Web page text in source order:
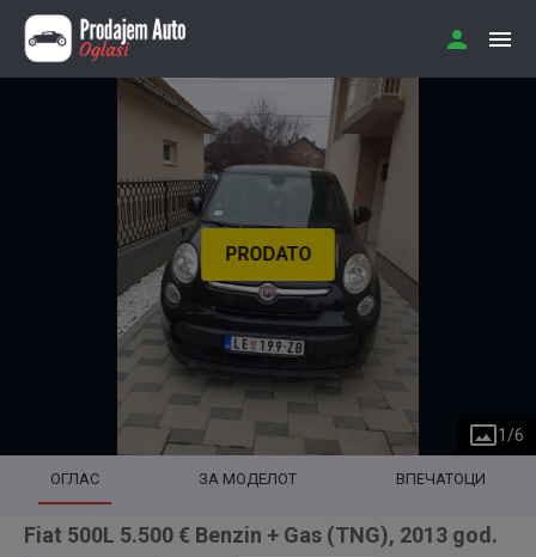
PRODATO
1 /6
ОГЛАС ЗА МОДЕЛОТ ВПЕЧАТОЦИ
Fiat 500L 5.500 € Benzin + Gas (TNG), 2013 god.